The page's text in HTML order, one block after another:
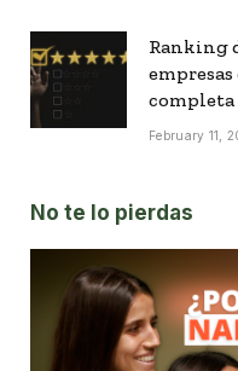
Ranking
completa
February 11,
No te lo pierdas